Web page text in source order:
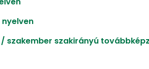
szakember szakirányú